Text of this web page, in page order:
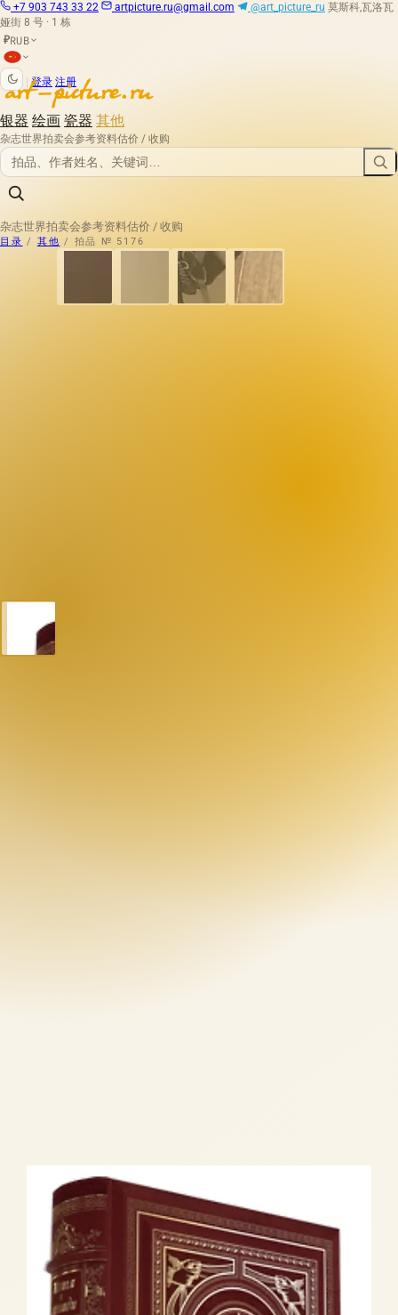
+7 903 743 33 22 artpicture.ru@gmail.com @art_picture_ru 莫斯科,瓦洛瓦
娅街 8 号 · 1 栋
₽RUB
登录 注册
银器 绘画 瓷器 其他
杂志世界拍卖会参考资料估价 / 收购
杂志世界拍卖会参考资料估价 / 收购
目录 / 其他 / 拍品 № 5176